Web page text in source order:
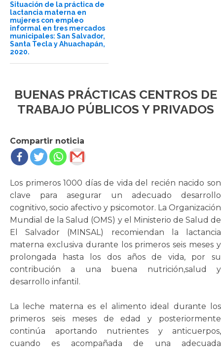
Situación de la práctica de
lactancia materna en
mujeres con empleo
informal en tres mercados
municipales: San Salvador,
Santa Tecla y Ahuachapán,
2020.
BUENAS PRÁCTICAS CENTROS DE
TRABAJO PÚBLICOS Y PRIVADOS
Compartir noticia
Los primeros 1000 días de vida del recién nacido son
clave para asegurar un adecuado desarrollo
cognitivo, socio afectivo y psicomotor. La Organización
Mundial de la Salud (OMS) y el Ministerio de Salud de
El Salvador (MINSAL) recomiendan la lactancia
materna exclusiva durante los primeros seis meses y
prolongada hasta los dos años de vida, por su
contribución a una buena nutrición,salud y
desarrollo infantil.
La leche materna es el alimento ideal durante los
primeros seis meses de edad y posteriormente
continúa aportando nutrientes y anticuerpos,
cuando es acompañada de una adecuada